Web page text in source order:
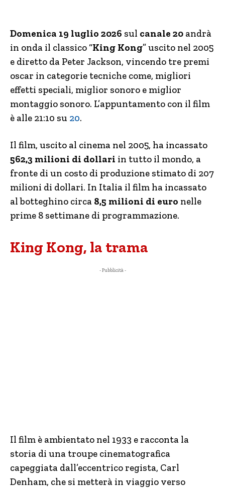
Domenica 19 luglio 2026 sul canale 20 andrà
in onda il classico “King Kong” uscito nel 2005
e diretto da Peter Jackson, vincendo tre premi
oscar in categorie tecniche come, migliori
effetti speciali, miglior sonoro e miglior
montaggio sonoro. L’appuntamento con il film
è alle 21:10 su 20.
Il film, uscito al cinema nel 2005, ha incassato
562,3 milioni di dollari in tutto il mondo, a
fronte di un costo di produzione stimato di 207
milioni di dollari. In Italia il film ha incassato
al botteghino circa 8,5 milioni di euro nelle
prime 8 settimane di programmazione.
King Kong, la trama
- Pubblicità -
Il film è ambientato nel 1933 e racconta la
storia di una troupe cinematografica
capeggiata dall’eccentrico regista, Carl
Denham, che si metterà in viaggio verso